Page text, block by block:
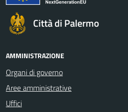
Città di Palermo
AMMINISTRAZIONE
Organi di governo
Aree amministrative
Uffici